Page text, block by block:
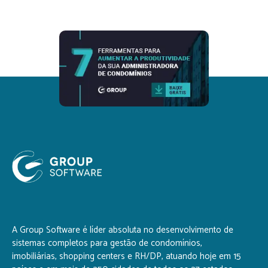
A Group Software é líder absoluta no desenvolvimento de
sistemas completos para gestão de condomínios,
imobiliárias, shopping centers e RH/DP, atuando hoje em 15